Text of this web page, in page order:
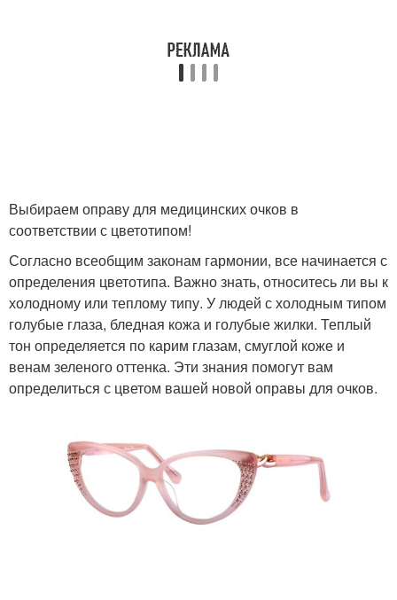
Выбираем оправу для медицинских очков в
соответствии с цветотипом!
Согласно всеобщим законам гармонии, все начинается с
определения цветотипа. Важно знать, относитесь ли вы к
холодному или теплому типу. У людей с холодным типом
голубые глаза, бледная кожа и голубые жилки. Теплый
тон определяется по карим глазам, смуглой коже и
венам зеленого оттенка. Эти знания помогут вам
определиться с цветом вашей новой оправы для очков.